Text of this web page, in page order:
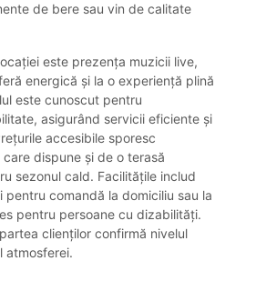
de bere sau vin de calitate
este prezența muzicii live,
energică și la o experiență plină
este cunoscut pentru
asigurând servicii eficiente și
accesibile sporesc
dispune și de o terasă
sezonul cald. Facilitățile includ
comandă la domiciliu sau la
pentru persoane cu dizabilități.
clienților confirmă nivelul
atmosferei.